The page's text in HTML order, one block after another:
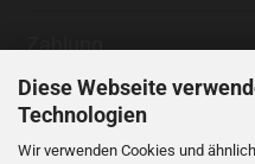
Diese Webseite
Technologien
Wir verwenden Cookies und
Zahlung